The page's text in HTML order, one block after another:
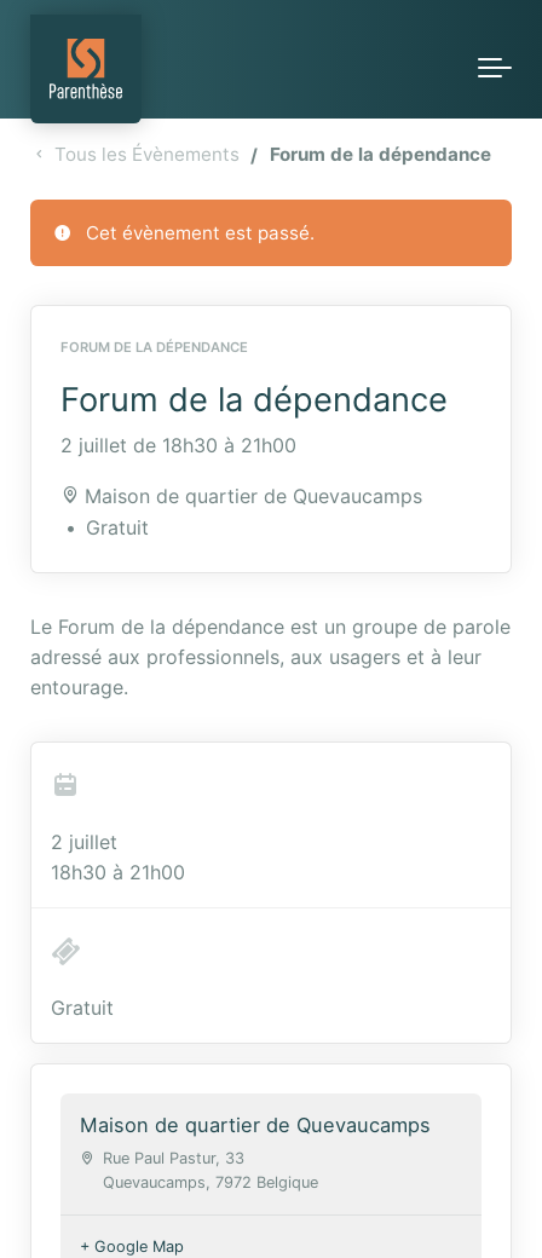
Tous les Évènements Forum de la dépendance
Cet évènement est passé.
FORUM DE LA DÉPENDANCE
Forum de la dépendance
2 juillet de 18h30 à 21h00
Maison de quartier de Quevaucamps
Gratuit
Le Forum de la dépendance est un groupe de parole
adressé aux professionnels, aux usagers et à leur
entourage.
2 juillet
18h30 à 21h00
Gratuit
Maison de quartier de Quevaucamps
Rue Paul Pastur, 33
Quevaucamps, 7972 Belgique
+ Google Map